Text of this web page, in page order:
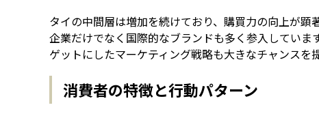
タイの中間層は増加を続けており、購買力の向上が
企業だけでなく国際的なブランドも多く参入してい
ゲットにしたマーケティング戦略も大きなチャンスを
消費者の特徴と行動パターン